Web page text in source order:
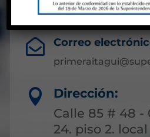
(604) 3224263
 Correo

Dirección:
Calle 85 # 48 -
24. piso 2. local